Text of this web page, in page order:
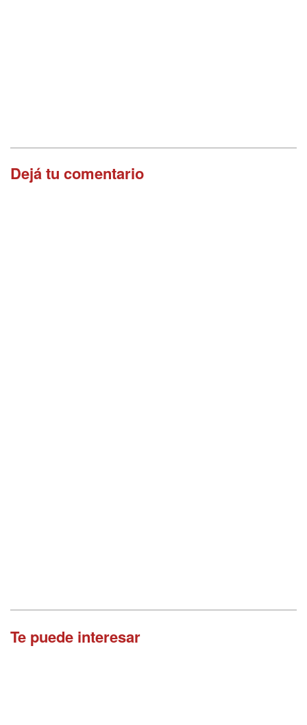
Dejá tu comentario
Te puede interesar